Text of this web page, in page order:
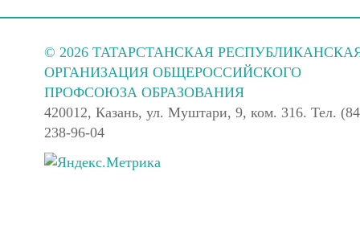
© 2026 ТАТАРСТАНСКАЯ
ОРГАНИЗАЦИЯ ОБЩЕРОССИЙСКОГО
ПРОФСОЮЗА ОБРАЗОВАНИЯ
420012, Казань, ул. Муштари, 9, ком. 316. Тел.
238-96-04